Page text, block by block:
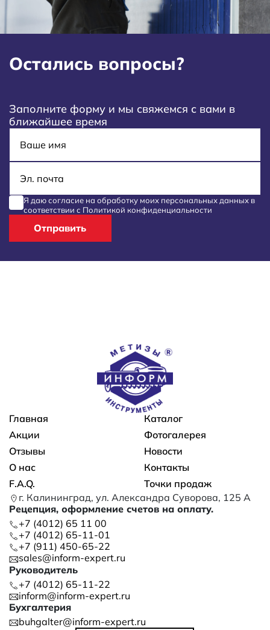
Остались вопросы?
Заполните форму и мы свяжемся с вами в
ближайшее время
Я даю согласие на обработку моих персональных данных в
соответствии с Политикой конфиденциальности
Отправить
Основная навигация
Главная
Каталог
Акции
Фотогалерея
Отзывы
Новости
О нас
Контакты
F.A.Q.
Точки продаж
г. Калининград, ул. Александра Суворова, 125 А
Рецепция, оформление счетов на оплату.
+7 (4012) 65 11 00
+7 (4012) 65-11-01
+7 (911) 450-65-22
sales@inform-expert.ru
Руководитель
+7 (4012) 65-11-22
inform@inform-expert.ru
Бухгалтерия
buhgalter@inform-expert.ru